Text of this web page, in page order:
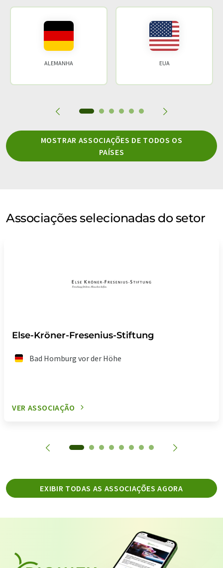
ALEMANHA EUA
MOSTRAR ASSOCIAÇÕES DE TODOS OS
PAÍSES
Associações selecionadas do setor
Else-Kröner-Fresenius-Stiftung
Bad Homburg vor der Höhe
VER ASSOCIAÇÃO
EXIBIR TODAS AS ASSOCIAÇÕES AGORA